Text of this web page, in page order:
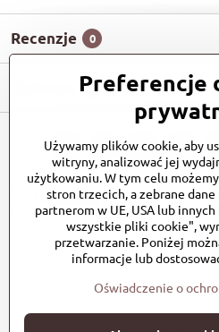
Recenzje 0
0
FacebookTwitterBluesky
Poprzedni produkt
©2026Prawa
Preferencje
Używamy plików cookie, aby
witryny, analizować jej
użytkowaniu. W tym celu
stron trzecich, a zebrane
partnerom w UE, USA lub
wszystkie pliki cookie",
przetwarzanie. Poniżej
informacje lub
Oświadczenie o